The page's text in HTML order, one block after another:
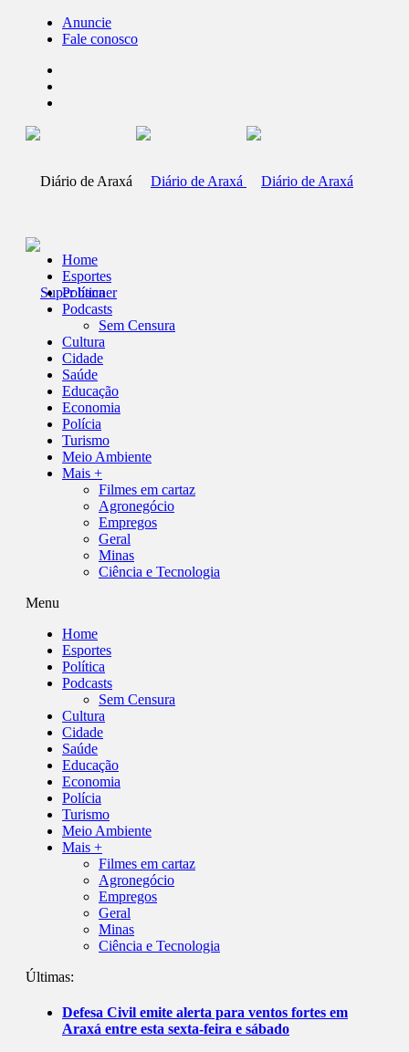
Anuncie
Fale conosco
Home
Esportes
Política
Podcasts
Sem Censura
Cultura
Cidade
Saúde
Educação
Economia
Polícia
Turismo
Meio Ambiente
Mais +
Filmes em cartaz
Agronegócio
Empregos
Geral
Minas
Ciência e Tecnologia
Menu
Home
Esportes
Política
Podcasts
Sem Censura
Cultura
Cidade
Saúde
Educação
Economia
Polícia
Turismo
Meio Ambiente
Mais +
Filmes em cartaz
Agronegócio
Empregos
Geral
Minas
Ciência e Tecnologia
Últimas:
Defesa Civil emite alerta para ventos fortes em
Araxá entre esta sexta-feira e sábado